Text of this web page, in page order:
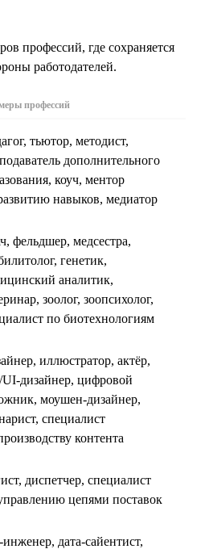
профессий, где сохраняется
работодателей.
профессий
тьютор, методист,
дополнительного
коуч, ментор
навыков, медиатор
фельдшер, медсестра,
генетик,
аналитик,
зоолог, зоопсихолог,
по биотехнологиям
иллюстратор, актёр,
дизайнер, цифровой
моушен-дизайнер,
специалист
контента
диспетчер, специалист
цепями поставок
дата-сайентист,